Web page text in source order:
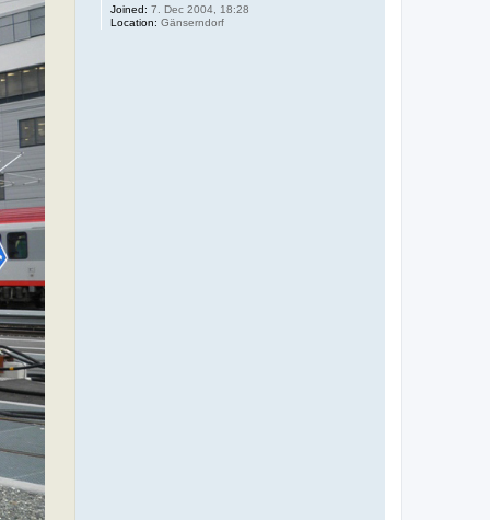
Joined: 7. Dec 2004, 18:28
Location: Gänserndorf